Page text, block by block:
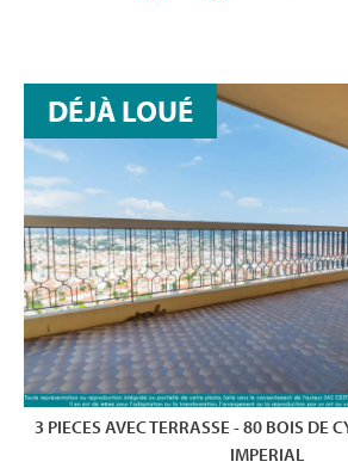
3 PIECES AVEC TERRASSE - 80 BOIS DE
IMPERIAL
DÉJÀ LOUÉ